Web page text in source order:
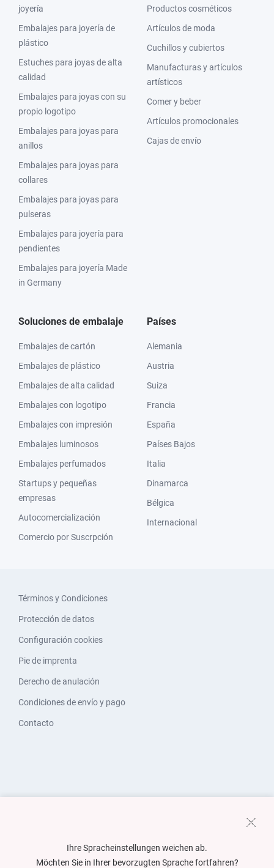
joyería
Embalajes para joyería de
plástico
Estuches para joyas de alta
calidad
Embalajes para joyas con su
propio logotipo
Embalajes para joyas para
anillos
Embalajes para joyas para
collares
Embalajes para joyas para
pulseras
Embalajes para joyería para
pendientes
Embalajes para joyería Made
in Germany
Productos cosméticos
Artículos de moda
Cuchillos y cubiertos
Manufacturas y artículos
artísticos
Comer y beber
Artículos promocionales
Cajas de envío
Soluciones de embalaje
Embalajes de cartón
Embalajes de plástico
Embalajes de alta calidad
Embalajes con logotipo
Embalajes con impresión
Embalajes luminosos
Embalajes perfumados
Startups y pequeñas
empresas
Autocomercialización
Comercio por Suscrpción
Países
Alemania
Austria
Suiza
Francia
España
Países Bajos
Italia
Dinamarca
Bélgica
Internacional
Términos y Condiciones
Protección de datos
Configuración cookies
Pie de imprenta
Derecho de anulación
Condiciones de envío y pago
Contacto
Ihre Spracheinstellungen weichen ab.
Möchten Sie in Ihrer bevorzugten Sprache fortfahren?